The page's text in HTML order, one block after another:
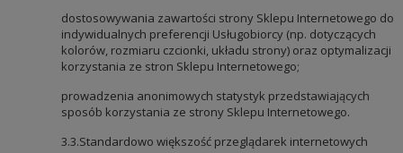
dostosowywania zawartości strony Sklepu Internetowego do
indywidualnych preferencji Usługobiorcy (np. dotyczących
kolorów, rozmiaru czcionki, układu strony) oraz optymalizacji
korzystania ze stron Sklepu Internetowego;
prowadzenia anonimowych statystyk przedstawiających
sposób korzystania ze strony Sklepu Internetowego.
3.3.Standardowo większość przeglądarek internetowych